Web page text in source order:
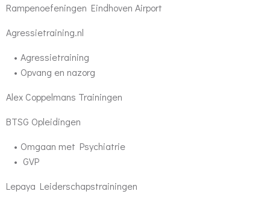
Rampenoefeningen Eindhoven Airport
Agressietraining.nl
Agressietraining
Opvang en nazorg
Alex Coppelmans Trainingen
BTSG Opleidingen
Omgaan met Psychiatrie
GVP
Lepaya Leiderschapstrainingen